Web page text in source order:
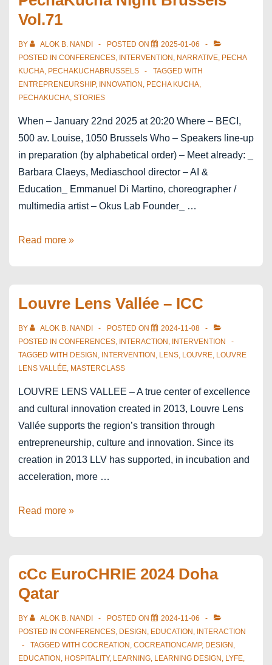
Vol.71
BY ALOK B. NANDI POSTED ON
2025-01-06
POSTED IN CONFERENCES, INTERVENTION , NARRATIVE, PECHA
KUCHA, PECHAKUCHABRUSSELS
TAGGED WITH
ENTREPRENEURSHIP, INNOVATION , PECHA KUCHA,
PECHAKUCHA, STORIES
When – January 22nd 2025 at 20:20 Where – BECI,
500 av. Louise, 1050 Brussels Who – Speakers line-up
in preparation (by alphabetical order) – Meet already: _
Barbara Claeys, Mediaschool director – AI &
Education_ Emmanuel Di Martino, choreographer /
multimedia artist – Okus Lab Founder_ …
PechaKucha
Read more »
Louvre Lens Vallée – ICC
BY ALOK B. NANDI POSTED ON
2024-11-08
POSTED IN CONFERENCES, INTERACTION , INTERVENTION
TAGGED WITH DESIGN , INTERVENTION , LENS, LOUVRE, LOUVRE
LENS VALLÉE, MASTERCLASS
LOUVRE LENS VALLEE – A true center of excellence
and cultural innovation created in 2013, Louvre Lens
Vallée supports the region’s transition through
entrepreneurship, culture and innovation. Since its
creation in 2013 LLV has supported, in incubation and
acceleration, more …
Louvre
ICC
Read more »
cCc EuroCHRIE 2024 Doha
Qatar
BY ALOK B. NANDI POSTED ON
2024-11-06
POSTED IN CONFERENCES, DESIGN , EDUCATION , INTERACTION
TAGGED WITH COCREATION , COCREATIONCAMP, DESIGN ,
EDUCATION , HOSPITALITY, LEARNING, LEARNING DESIGN , LYFE,